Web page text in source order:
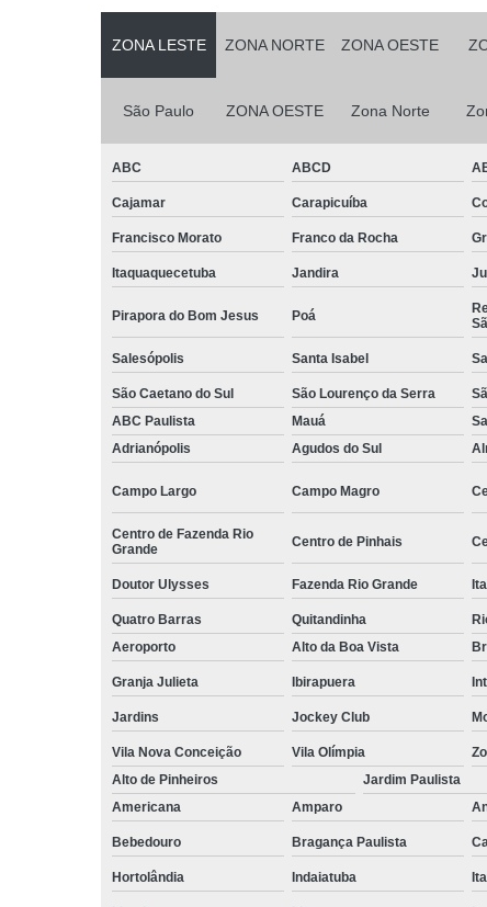
Serviços
Serviços
Serviços
Serviços
zeladoria
Serviços
ajudante
cargas e
facilities
ZONA LESTE ZONA NORTE ZONA OESTE
São Paulo ZONA OESTE Zona Norte
ABC ABCD
Cajamar Carapicuíba
Francisco Morato Franco da Rocha
Itaquaquecetuba Jandira
Pirapora do Bom Jesus Poá
Salesópolis Santa Isabel
São Caetano do Sul São Lourenço da Serra
ABC Paulista
Mauá
Adrianópolis
Agudos do Sul
Campo Largo Campo Magro
Centro de Fazenda Rio
Grande
Centro de Pinhais
Doutor Ulysses Fazenda Rio Grande
Quatro Barras Quitandinha
Aeroporto
Alto da Boa Vista
Granja Julieta Ibirapuera
Jardins Jockey Club
Vila Nova Conceição Vila Olímpia
Alto de Pinheiros
Jardim Paulista
Americana
Amparo
Bebedouro Bragança Paulista
Hortolândia Indaiatuba